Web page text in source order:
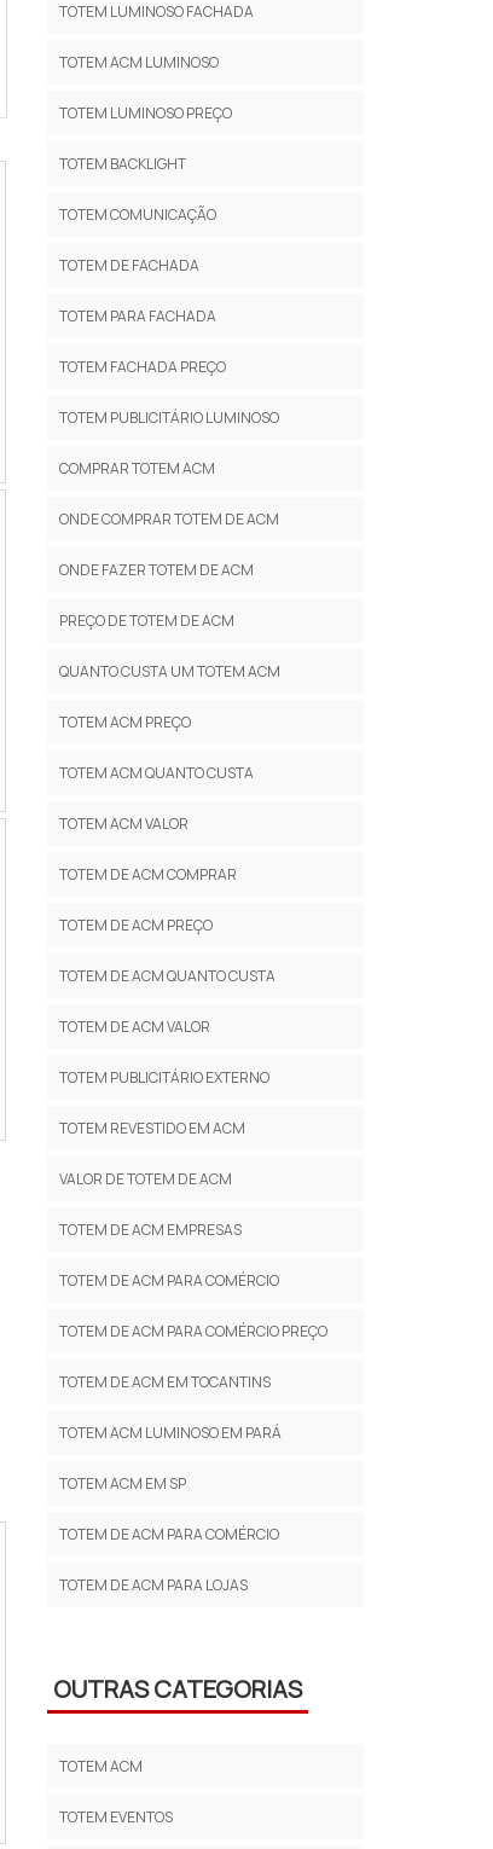
TOTEM LUMINOSO FACHADA
TOTEM ACM LUMINOSO
TOTEM LUMINOSO PREÇO
TOTEM BACKLIGHT
TOTEM COMUNICAÇÃO
TOTEM DE FACHADA
TOTEM PARA FACHADA
TOTEM FACHADA PREÇO
TOTEM PUBLICITÁRIO LUMINOSO
COMPRAR TOTEM ACM
ONDE COMPRAR TOTEM DE ACM
ONDE FAZER TOTEM DE ACM
PREÇO DE TOTEM DE ACM
QUANTO CUSTA UM TOTEM ACM
TOTEM ACM PREÇO
TOTEM ACM QUANTO CUSTA
TOTEM ACM VALOR
TOTEM DE ACM COMPRAR
TOTEM DE ACM PREÇO
TOTEM DE ACM QUANTO CUSTA
TOTEM DE ACM VALOR
TOTEM PUBLICITÁRIO EXTERNO
TOTEM REVESTIDO EM ACM
VALOR DE TOTEM DE ACM
TOTEM DE ACM EMPRESAS
TOTEM DE ACM PARA COMÉRCIO
TOTEM DE ACM PARA COMÉRCIO PREÇO
TOTEM DE ACM EM TOCANTINS
TOTEM ACM LUMINOSO EM PARÁ
TOTEM ACM EM SP
TOTEM DE ACM PARA COMÉRCIO
TOTEM DE ACM PARA LOJAS
OUTRAS CATEGORIAS
TOTEM ACM
TOTEM EVENTOS